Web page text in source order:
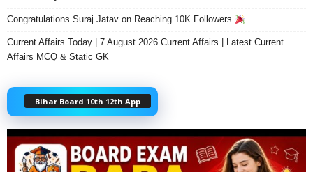
Congratulations Suraj Jatav on Reaching 10K Followers
Current Affairs Today | 7 August 2026 Current Affairs | Latest Current
Affairs MCQ & Static GK
Bihar Board 10th 12th App